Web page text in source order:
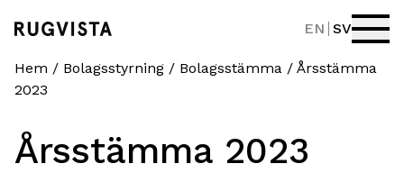
EN SV
Hem / Bolagsstyrning / Bolagsstämma / Årsstämma
2023
Årsstämma 2023